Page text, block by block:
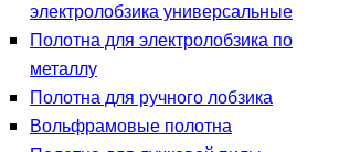
электролобзика универсальные
Полотна для электролобзика по
металлу
Полотна для ручного лобзика
Вольфрамовые полотна